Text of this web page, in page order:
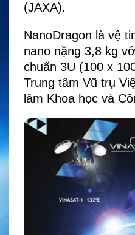
(JAXA).
NanoDragon là vệ
nano nặng 3,8 kg
chuẩn 3U (100 x
Trung tâm Vũ trụ
lâm Khoa học và